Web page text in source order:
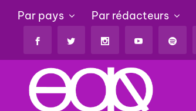
Par pays Par rédacteurs